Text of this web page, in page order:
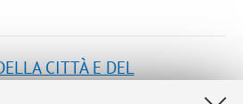
CITTÀ E DEL